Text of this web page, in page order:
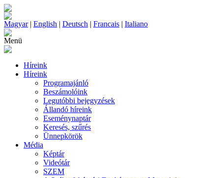
Magyar| English | Deutsch | Francais | Italiano
Menü
Híreink
Híreink
Programajánló
Beszámolóink
Legutóbbi bejegyzések
Állandó híreink
Eseménynaptár
Keresés, szűrés
Ünnepkörök
Média
Képtár
Videótár
SZEM